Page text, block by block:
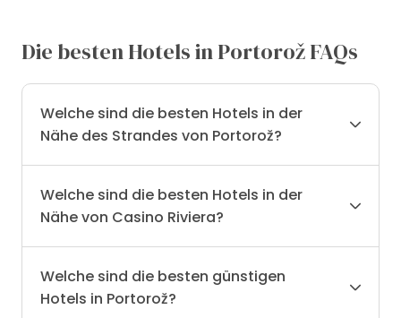
Die besten Hotels in Portorož FAQs
Welche sind die besten Hotels in der
Nähe des Strandes von Portorož?
Welche sind die besten Hotels in der
Nähe von Casino Riviera?
Welche sind die besten günstigen
Hotels in Portorož?